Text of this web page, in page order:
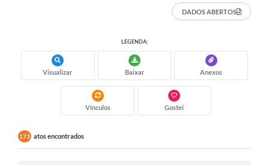
DADOS ABERTOS
LEGENDA:
Visualizar Baixar Anexos
Vínculos Gostei
173 atos encontrados